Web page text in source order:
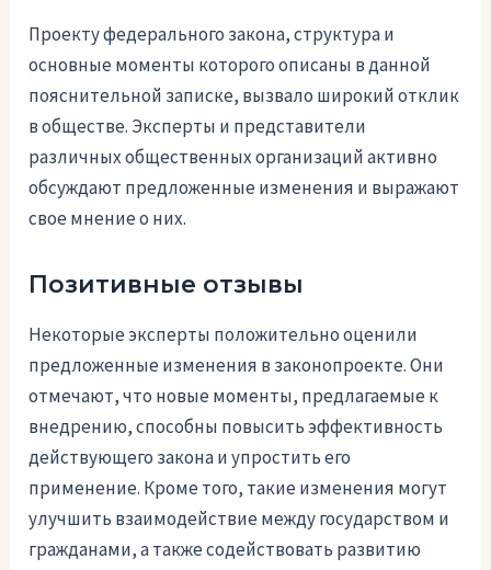
Проекту федерального закона, структура и
основные моменты которого описаны в данной
пояснительной записке, вызвало широкий отклик
в обществе. Эксперты и представители
различных общественных организаций активно
обсуждают предложенные изменения и выражают
свое мнение о них.
Позитивные отзывы
Некоторые эксперты положительно оценили
предложенные изменения в законопроекте. Они
отмечают, что новые моменты, предлагаемые к
внедрению, способны повысить эффективность
действующего закона и упростить его
применение. Кроме того, такие изменения могут
улучшить взаимодействие между государством и
гражданами, а также содействовать развитию